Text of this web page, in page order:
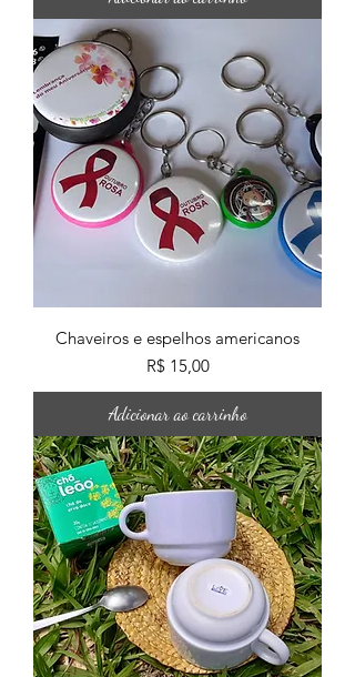
Chaveiros e espelhos americanos
Preço
R$ 15,00
Adicionar ao carrinho